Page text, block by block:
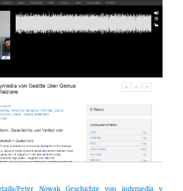
Peter_Nowak_Geschichte_von_indymedia_v